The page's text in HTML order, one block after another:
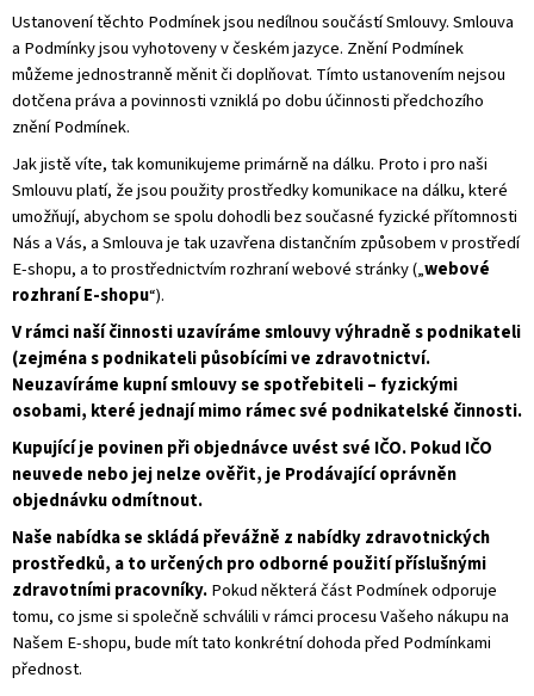
Ustanovení těchto Podmínek jsou nedílnou součástí Smlouvy. Smlouva
a Podmínky jsou vyhotoveny v českém jazyce. Znění Podmínek
můžeme jednostranně měnit či doplňovat. Tímto ustanovením nejsou
dotčena práva a povinnosti vzniklá po dobu účinnosti předchozího
znění Podmínek.
Jak jistě víte, tak komunikujeme primárně na dálku. Proto i pro naši
Smlouvu platí, že jsou použity prostředky komunikace na dálku, které
umožňují, abychom se spolu dohodli bez současné fyzické přítomnosti
Nás a Vás, a Smlouva je tak uzavřena distančním způsobem v prostředí
E-shopu, a to prostřednictvím rozhraní webové stránky („webové
rozhraní E-shopu“).
V rámci naší činnosti uzavíráme smlouvy výhradně s podnikateli
(zejména s podnikateli působícími ve zdravotnictví.
Neuzavíráme kupní smlouvy se spotřebiteli – fyzickými
osobami, které jednají mimo rámec své podnikatelské činnosti.
Kupující je povinen při objednávce uvést své IČO. Pokud IČO
neuvede nebo jej nelze ověřit, je Prodávající oprávněn
objednávku odmítnout.
Naše nabídka se skládá převážně z nabídky zdravotnických
prostředků, a to určených pro odborné použití příslušnými
zdravotními pracovníky.Pokud některá část Podmínek odporuje
tomu, co jsme si společně schválili v rámci procesu Vašeho nákupu na
Našem E-shopu, bude mít tato konkrétní dohoda před Podmínkami
přednost.
HLEDAT
D
O
P
O
R
U
Č
U
E
M
E
ONE
PLUS
400
Kč